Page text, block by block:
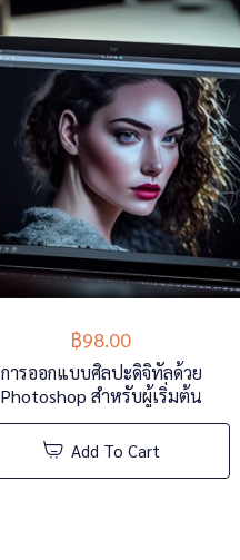
฿98.00
การออกแบบศิลปะดิจิทัลด้วย
Photoshop สำหรับผู้เริ่มต้น
Add To Cart